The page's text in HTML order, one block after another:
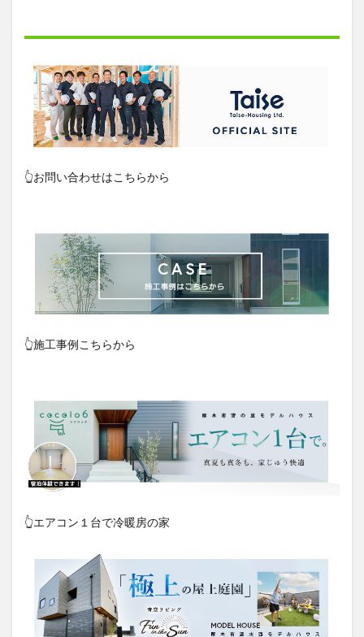
👆お問い合わせはこちらから
👆施工事例こちらから
👆エアコン１台で冷暖房の家